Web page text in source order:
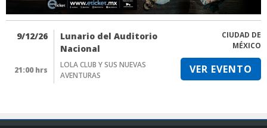
9/12/26
Lunario del Auditorio
Nacional
CIUDAD DE
MÉXICO
21:00 hrs
LOLA CLUB Y SUS NUEVAS
AVENTURAS
VER EVENTO